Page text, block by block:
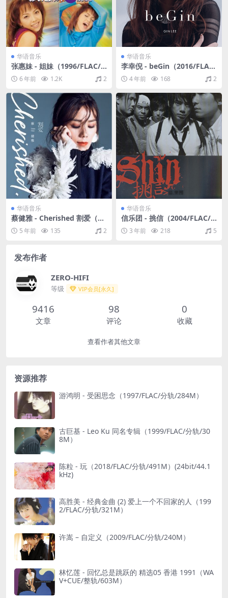
华语音乐
张惠妹 - 姐妹（1996/FLAC/
分轨/295M）
6 年前 1.2K 2
华语音乐
李幸倪 - beGin（2016/FLAC/
分轨/275M）
4 年前 168 2
华语音乐
蔡健雅 - Cherished 割爱（20
18/FLAC/EP分轨/50M）
5 年前 135 2
华语音乐
信乐团 - 挑信（2004/FLAC/
分轨/941M）
3 年前 218 5
发布作者
ZERO-HIFI
等级 VIP会员[永久]
9416
文章
98
评论
0
收藏
查看作者其他文章
资源推荐
游鸿明 - 受困思念（1997/FLAC/分轨/284M）
古巨基 - Leo Ku 同名专辑（1999/FLAC/分轨/30
8M）
陈粒 - 玩（2018/FLAC/分轨/491M）(24bit/44.1
kHz)
高胜美 - 经典金曲 (2) 爱上一个不回家的人（199
2/FLAC/分轨/321M）
许嵩 – 自定义（2009/FLAC/分轨/240M）
林忆莲 - 回忆总是跳跃的 精选05 香港 1991（WA
V+CUE/整轨/603M）